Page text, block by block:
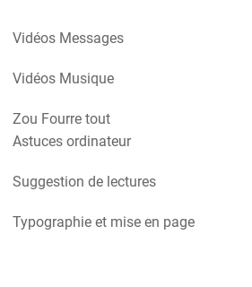
Vidéos Messages
Vidéos Musique
Zou Fourre tout
Astuces ordinateur
Suggestion de lectures
Typographie et mise en page